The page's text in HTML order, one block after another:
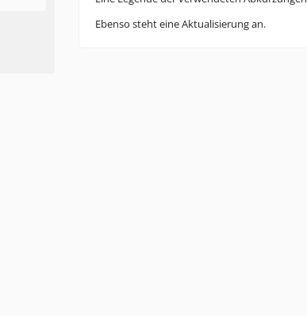
Ebenso steht eine Aktualisierung an.